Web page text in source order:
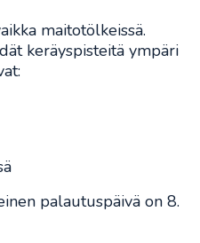
maitotölkeissä.
keräyspisteitä ympäri
palautuspäivä on 8.